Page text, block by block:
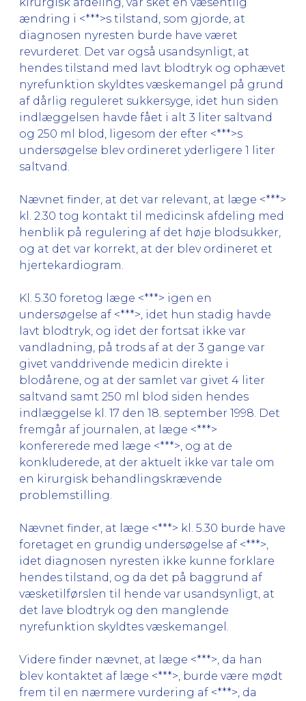
ændring i <***>s tilstand, som gjorde, at
diagnosen nyresten burde have været
revurderet. Det var også usandsynligt, at
hendes tilstand med lavt blodtryk og ophævet
nyrefunktion skyldtes væskemangel på grund
af dårlig reguleret sukkersyge, idet hun siden
indlæggelsen havde fået i alt 3 liter saltvand
og 250 ml blod, ligesom der efter <***>s
undersøgelse blev ordineret yderligere 1 liter
saltvand.
Nævnet finder, at det var relevant, at læge <***>
kl. 2.30 tog kontakt til medicinsk afdeling med
henblik på regulering af det høje blodsukker,
og at det var korrekt, at der blev ordineret et
hjertekardiogram.
Kl. 5.30 foretog læge <***> igen en
undersøgelse af <***>, idet hun stadig havde
lavt blodtryk, og idet der fortsat ikke var
vandladning, på trods af at der 3 gange var
givet vanddrivende medicin direkte i
blodårene, og at der samlet var givet 4 liter
saltvand samt 250 ml blod siden hendes
indlæggelse kl. 17 den 18. september 1998. Det
fremgår af journalen, at læge <***>
konfererede med læge <***>, og at de
konkluderede, at der aktuelt ikke var tale om
en kirurgisk behandlingskrævende
problemstilling.
Nævnet finder, at læge <***> kl. 5.30 burde have
foretaget en grundig undersøgelse af <***>,
idet diagnosen nyresten ikke kunne forklare
hendes tilstand, og da det på baggrund af
væsketilførslen til hende var usandsynligt, at
det lave blodtryk og den manglende
nyrefunktion skyldtes væskemangel.
Videre finder nævnet, at læge <***>, da han
blev kontaktet af læge <***>, burde være mødt
frem til en nærmere vurdering af <***>, da